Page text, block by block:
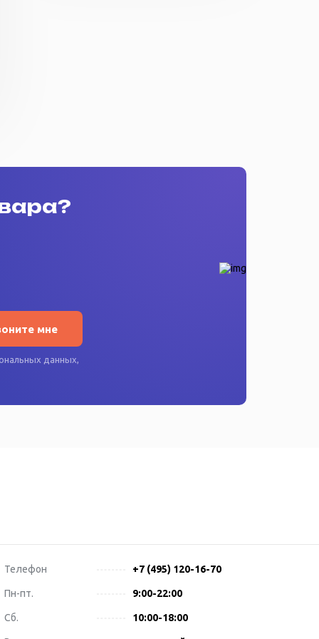
мне
данных,
Телефон +7 (495) 120-16-70
Пн-пт. 9:00-22:00
Сб. 10:00-18:00